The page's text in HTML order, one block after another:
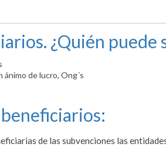
¿Quién puede
ánimo de lucro, Ong´s
de las subvenciones las